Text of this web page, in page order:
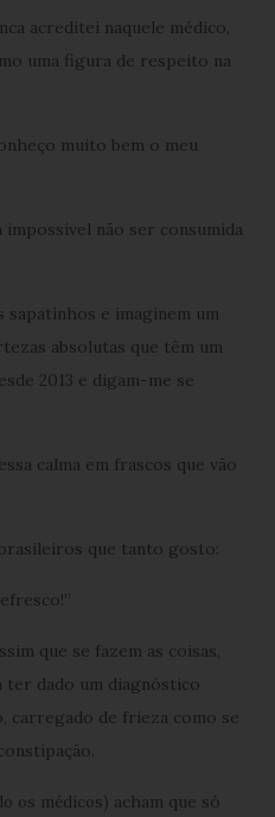
acreditei naquele médico,
uma figura de respeito na
muito bem o meu
não ser consumida
e imaginem um
absolutas que têm um
2013 e digam-me se
calma em frascos que vão
que tanto gosto:
que se fazem as coisas,
ter dado um diagnóstico
carregado de frieza como se
os médicos) acham que só